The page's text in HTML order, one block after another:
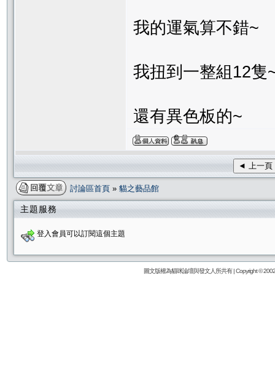
我的運氣算不錯~
我扭到一整組12隻
還有異色板的~
◄ 上一頁
討論區首頁 » 貓之藝品館
主題服務
登入會員可以訂閱這個主題
圖文版權為貓咪論壇與發文人所共有 | Copyright ©